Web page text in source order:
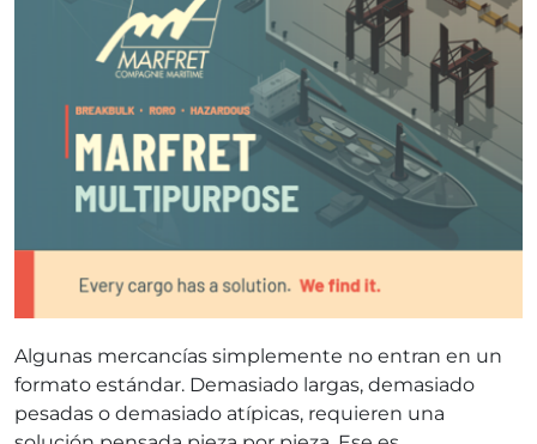
Algunas mercancías simplemente no entran en un
formato estándar. Demasiado largas, demasiado
pesadas o demasiado atípicas, requieren una